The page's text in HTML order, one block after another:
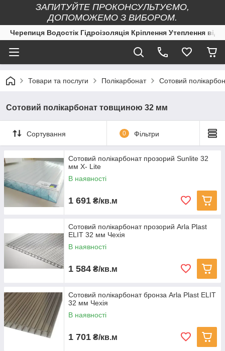
ЗАПИТУЙТЕ ПРОКОНСУЛЬТУЄМО,
ДОПОМОЖЕМО З ВИБОРОМ.
Черепиця Водостік Гідроізоляція Кріплення Утеплення
Товари та послуги Полікарбонат Сотовий
Сотовий полікарбонат товщиною 32 мм
Сортування 0 Фільтри
Сотовий полікарбонат прозорий Sunlite 32
мм X- Lite
В наявності
1 691 ₴/кв.м
Сотовий полікарбонат прозорий Arla Plast
ELIT 32 мм Чехія
В наявності
1 584 ₴/кв.м
Сотовий полікарбонат бронза Arla Plast ELIT
32 мм Чехія
В наявності
1 701 ₴/кв.м